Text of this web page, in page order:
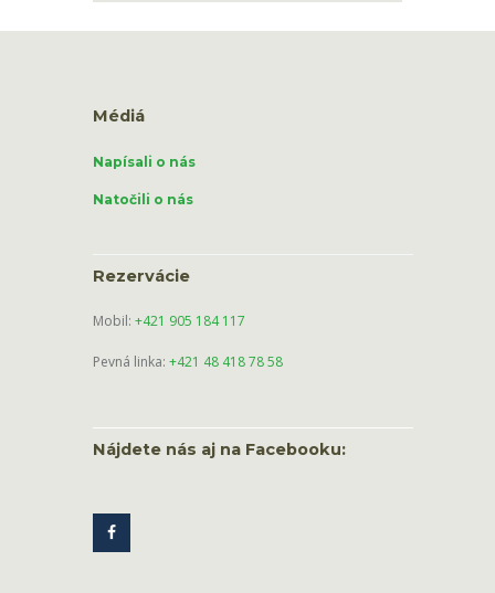
Médiá
Napísali o nás
Natočili o nás
Rezervácie
Mobil: +421 905 184 117
Pevná linka: +421 48 418 78 58
Nájdete nás aj na Facebooku: